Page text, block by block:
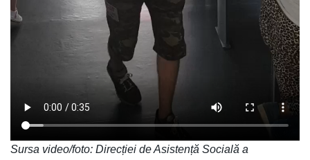
Sursa video/foto: Direcției de Asistență Socială a